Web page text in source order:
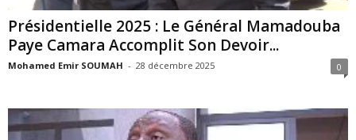
Présidentielle 2025 : Le Général Mamadouba
Paye Camara Accomplit Son Devoir...
Mohamed Emir SOUMAH - 28 décembre 2025 0